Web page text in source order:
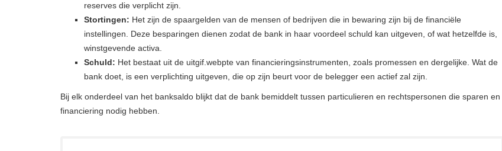
reserves die verplicht zijn.
Stortingen: Het zijn de spaargelden van de mensen of bedrijven die in bewaring zijn bij de financiële
instellingen. Deze besparingen dienen zodat de bank in haar voordeel schuld kan uitgeven, of wat hetzelfde is,
winstgevende activa.
Schuld: Het bestaat uit de uitgif.webpte van financieringsinstrumenten, zoals promessen en dergelijke. Wat de
bank doet, is een verplichting uitgeven, die op zijn beurt voor de belegger een actief zal zijn.
Bij elk onderdeel van het banksaldo blijkt dat de bank bemiddelt tussen particulieren en rechtspersonen die sparen en
financiering nodig hebben.